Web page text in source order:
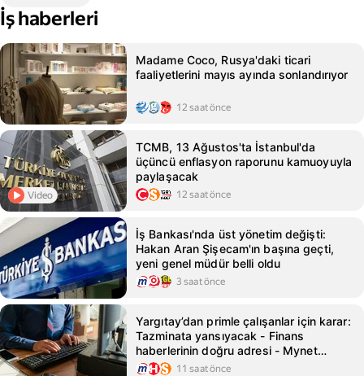
İş haberleri
Madame Coco, Rusya'daki ticari
faaliyetlerini mayıs ayında sonlandırıyor
12 saat önce
Video
TCMB, 13 Ağustos'ta İstanbul'da
üçüncü enflasyon raporunu kamuoyuyla
paylaşacak
12 saat önce
İş Bankası'nda üst yönetim değişti:
Hakan Aran Şişecam'ın başına geçti,
yeni genel müdür belli oldu
3 saat önce
Yargıtay’dan primle çalışanlar için karar:
Tazminata yansıyacak - Finans
haberlerinin doğru adresi - Mynet
Finans Haber
11 saat önce